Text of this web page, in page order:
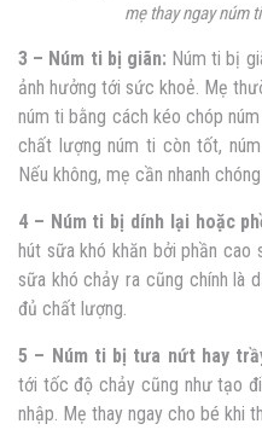
mẹ thay ngay núm
3 – Núm ti bị giãn: Núm ti bị
ảnh hưởng tới sức khoẻ. Mẹ
núm ti bằng cách kéo chóp
chất lượng núm ti còn tốt,
Nếu không, mẹ cần nhanh
4 – Núm ti bị dính lại hoặc
hút sữa khó khăn bởi phần cao
sữa khó chảy ra cũng chính là
đủ chất lượng.
5 – Núm ti bị tưa nứt hay
tới tốc độ chảy cũng như tạo
nhập. Mẹ thay ngay cho bé khi